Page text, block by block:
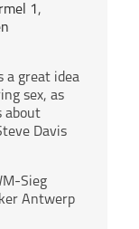
1 ,
a great idea
sex, as
about
Davis
Sieg
Antwerp